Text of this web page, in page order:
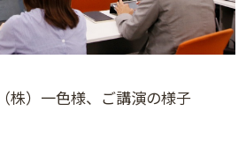
株）一色様、ご講演の様子